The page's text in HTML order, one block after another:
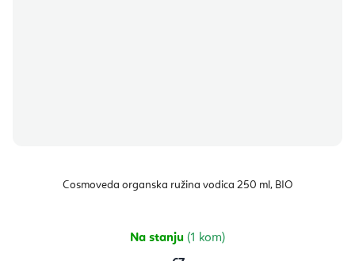
Cosmoveda organska ružina vodica 250 ml, BIO
Na stanju (1 kom)